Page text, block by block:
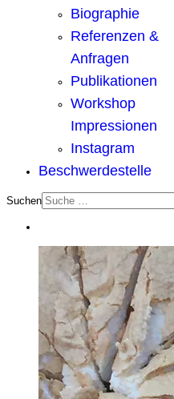
Biographie
Referenzen &
Anfragen
Publikationen
Workshop
Impressionen
Instagram
Beschwerdestelle
Suchen